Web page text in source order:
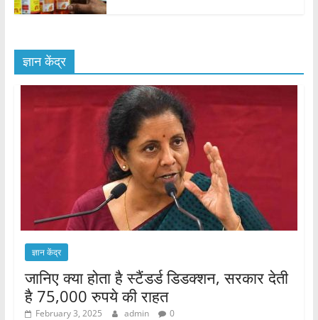
ज्ञान केंद्र
ज्ञान केंद्र
जानिए क्या होता है स्टैंडर्ड डिडक्शन, सरकार देती
है 75,000 रुपये की राहत
February 3, 2025 admin 0